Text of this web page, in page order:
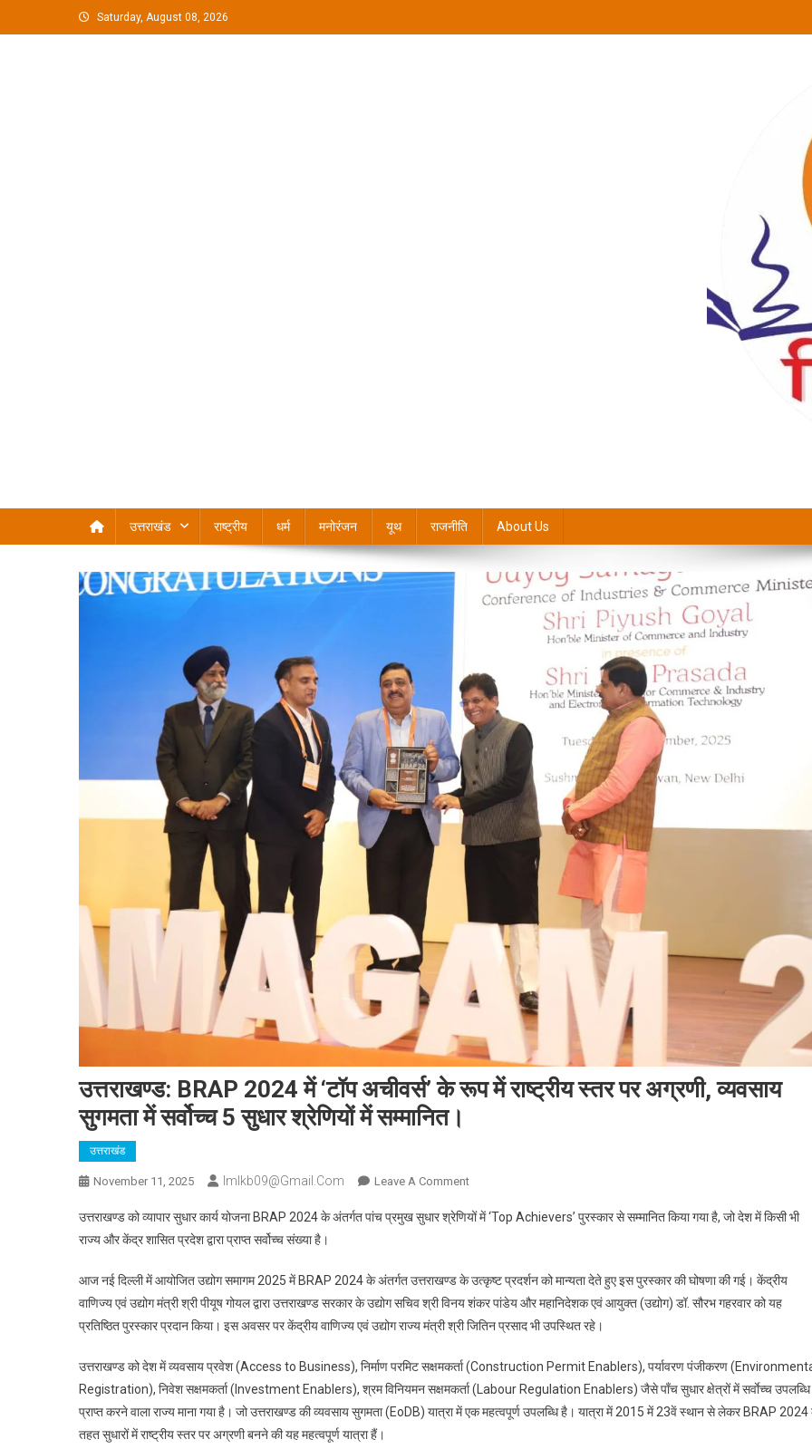
to
Saturday, August 08, 2026
उत्तराखंड राष्ट्रीय धर्म मनोरंजन यूथ राजनीति About Us
उत्तराखण्ड: BRAP 2024 में ‘टॉप अचीवर्स’ के रूप में राष्ट्रीय स्तर पर अग्रणी, व्यवसाय
सुगमता में सर्वोच्च 5 सुधार श्रेणियों में सम्मानित।
उत्तराखंड
November 11, 2025 Imlkb09@gmail.com Leave A CommentOn
BRAP
‘टॉप
अचीवर्स’
के
में
राष्ट्रीय
स्तर
उत्तराखण्ड को व्यापार सुधार कार्य योजना BRAP 2024 के अंतर्गत पांच प्रमुख सुधार श्रेणियों में ‘Top Achievers’ पुरस्कार से सम्मानित किया गया है, जो देश में किसी भी
राज्य और केंद्र शासित प्रदेश द्वारा प्राप्त सर्वोच्च संख्या है।
आज नई दिल्ली में आयोजित उद्योग समागम 2025 में BRAP 2024 के अंतर्गत उत्तराखण्ड के उत्कृष्ट प्रदर्शन को मान्यता देते हुए इस पुरस्कार की घोषणा की गई। केंद्रीय
वाणिज्य एवं उद्योग मंत्री श्री पीयूष गोयल द्वारा उत्तराखण्ड सरकार के उद्योग सचिव श्री विनय शंकर पांडेय और महानिदेशक एवं आयुक्त (उद्योग) डॉ. सौरभ गहरवार को यह
प्रतिष्ठित पुरस्कार प्रदान किया। इस अवसर पर केंद्रीय वाणिज्य एवं उद्योग राज्य मंत्री श्री जितिन प्रसाद भी उपस्थित रहे।
उत्तराखण्ड को देश में व्यवसाय प्रवेश (Access to Business), निर्माण परमिट सक्षमकर्ता (Construction Permit Enablers), पर्यावरण पंजीकरण
Registration), निवेश सक्षमकर्ता (Investment Enablers), श्रम विनियमन सक्षमकर्ता (Labour Regulation Enablers) जैसे पाँच सुधार क्षेत्रों में सर्वाेच्च उपलब्धि
प्राप्त करने वाला राज्य माना गया है। जो उत्तराखण्ड की व्यवसाय सुगमता (EoDB) यात्रा में एक महत्वपूर्ण उपलब्धि है। यात्रा में 2015 में 23वें स्थान से लेकर BRAP
तहत सुधारों में राष्ट्रीय स्तर पर अग्रणी बनने की यह महत्वपूर्ण यात्रा हैं।